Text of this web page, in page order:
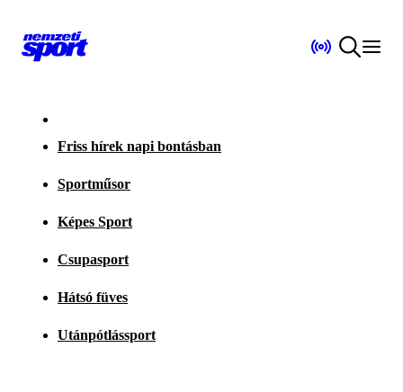
Friss hírek napi bontásban
Sportműsor
Képes Sport
Csupasport
Hátsó füves
Utánpótlássport